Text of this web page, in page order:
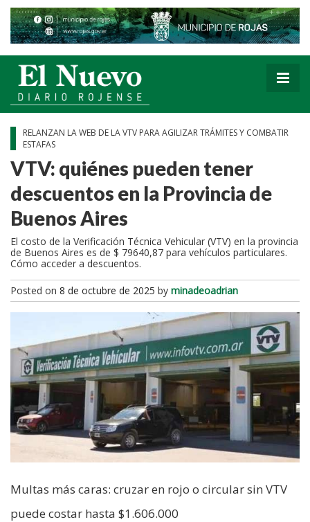
RELANZAN LA WEB DE LA VTV PARA AGILIZAR TRÁMITES Y COMBATIR
ESTAFAS
VTV: quiénes pueden tener
descuentos en la Provincia de
Buenos Aires
El costo de la Verificación Técnica Vehicular (VTV) en la provincia
de Buenos Aires es de $ 79640,87 para vehículos particulares.
Cómo acceder a descuentos.
Posted on 8 de octubre de 2025 by minadeoadrian
Multas más caras: cruzar en rojo o circular sin VTV
puede costar hasta $1.606.000